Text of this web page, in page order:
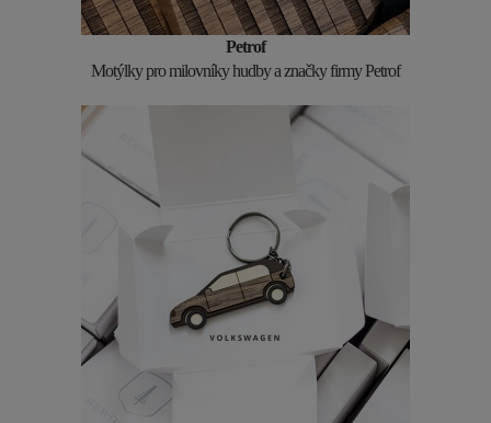
Petrof
Motýlky pro milovníky hudby a značky firmy Petrof